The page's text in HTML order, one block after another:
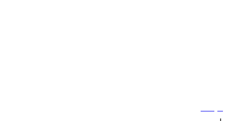
سياساتنا